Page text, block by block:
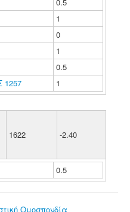
1
0
1
0.5
1
1622 -2.40
0.5
Ομοσπονδία